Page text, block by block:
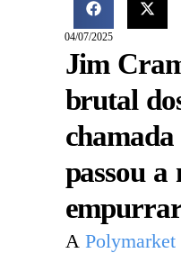
04/07/2025
Jim
brutal
passou
A Polymarket